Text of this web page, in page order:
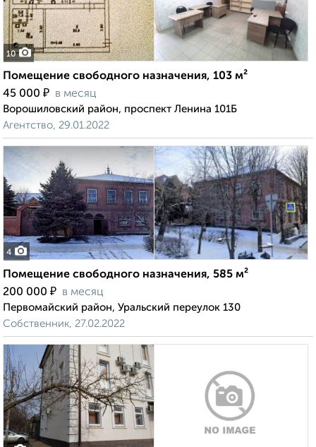
10
Помещение свободного назначения, 103 м²
45 000 ₽ в месяц
Ворошиловский район, проспект Ленина 101Б
Агентство, 29.01.2022
4
Помещение свободного назначения, 585 м²
200 000 ₽ в месяц
Первомайский район, Уральский переулок 130
Собственник, 27.02.2022